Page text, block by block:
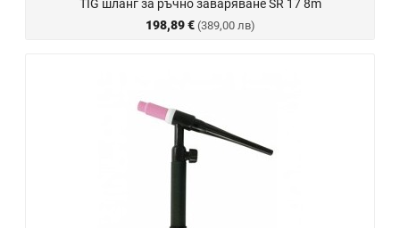
TIG шланг за ръчно заваряване SR 17 8m
198,89 € (389,00 лв)